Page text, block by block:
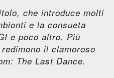
che introduce molti
e la consueta
e poco altro. Più
il clamoroso
The Last Dance.